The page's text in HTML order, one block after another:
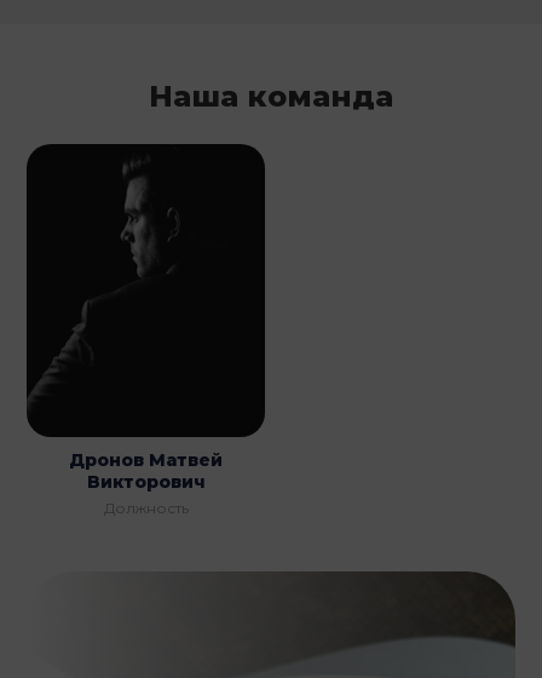
Наша команда
Дронов Матвей
Викторович
Должность